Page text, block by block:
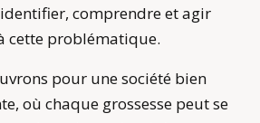
comprendre et agir
cette problématique.
pour une société bien
où chaque grossesse peut se